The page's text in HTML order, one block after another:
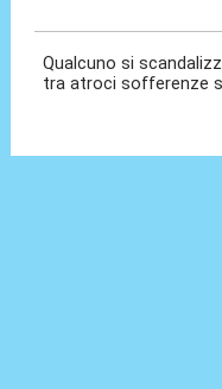
Qualcuno si
tra atroci sofferenze